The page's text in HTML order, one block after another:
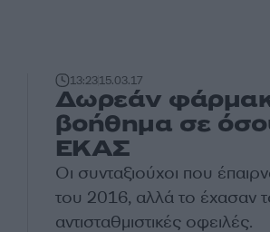
13:2315.03.17
Δωρεάν
βοήθημα σε
ΕΚΑΣ
Οι συνταξιούχοι που
του 2016, αλλά το έχασαν
αντισταθμιστικές οφειλές.